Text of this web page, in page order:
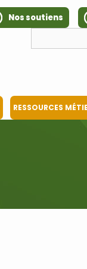
Nos soutiens
RESSOURCES